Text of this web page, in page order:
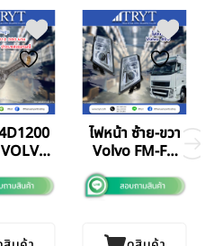
แรง)
ไฟหน้า ซ้าย-ขวา
Volvo FM-FH